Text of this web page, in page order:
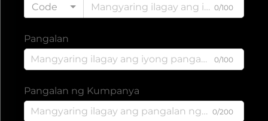
Code
0/100
Pangalan
0/100
Pangalan ng Kumpanya
0/200